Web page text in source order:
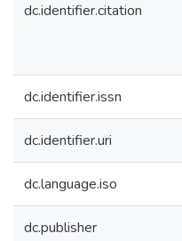
dc.identifier.citation
dc.identifier.issn
dc.identifier.uri
dc.language.iso
dc.publisher